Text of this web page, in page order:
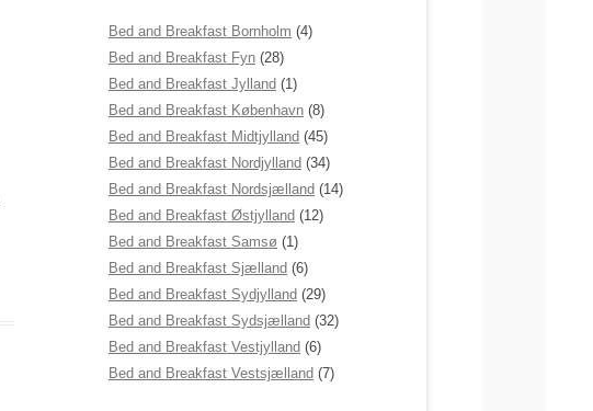
Bed and Breakfast Bornholm (4)
Bed and Breakfast Fyn (28)
Bed and Breakfast Jylland (1)
Bed and Breakfast København (8)
Bed and Breakfast Midtjylland (45)
Bed and Breakfast Nordjylland (34)
Bed and Breakfast Nordsjælland (14)
Bed and Breakfast Østjylland (12)
Bed and Breakfast Samsø (1)
Bed and Breakfast Sjælland (6)
Bed and Breakfast Sydjylland (29)
Bed and Breakfast Sydsjælland (32)
Bed and Breakfast Vestjylland (6)
Bed and Breakfast Vestsjælland (7)